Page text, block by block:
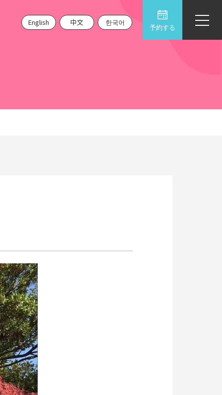
English 中文 한국어
予約する